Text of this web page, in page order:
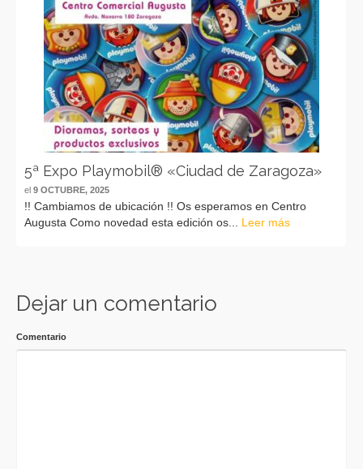
5ª Expo Playmobil® «Ciudad de Zaragoza»
el 9 OCTUBRE, 2025
!! Cambiamos de ubicación !! Os esperamos en Centro
Augusta Como novedad esta edición os... Leer más
Dejar un comentario
Comentario